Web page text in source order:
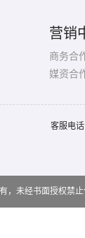
营销
商务合
媒资合
客服电
有，未经书面授权